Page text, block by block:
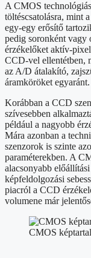
A CMOS
töltéscsatolásra, mint
egy-egy erősítő
pedig soronként vagy
érzékelőket aktív-
CCD-vel ellentétben,
az A/D átalakító,
áramköröket egyaránt.
Korábban a CCD
szívesebben
például a nagyobb
Mára azonban a
szenzorok is szinte
paraméterekben. A
alacsonyabb
képfeldolgozási
piacról a CCD
volumene már
CMOS